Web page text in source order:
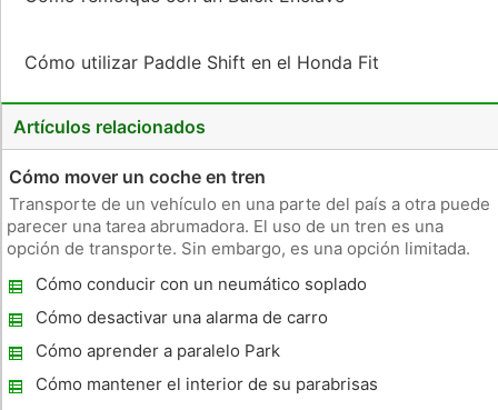
Cómo utilizar Paddle Shift en el Honda Fit
Artículos relacionados
Cómo mover un coche en tren
Transporte de un vehículo en una parte del país a otra puede
parecer una tarea abrumadora. El uso de un tren es una
opción de transporte. Sin embargo, es una opción limitada.
trenes de mercancías no permiten que las personas envían
sus vehíc
Cómo conducir con un neumático soplado
Cómo desactivar una alarma de carro
Cómo aprender a paralelo Park
Cómo mantener el interior de su parabrisas